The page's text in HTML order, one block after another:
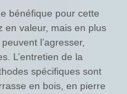
bénéfique pour cette
en valeur, mais en plus
l’agresser,
L’entretien de la
spécifiques sont
en bois, en pierre